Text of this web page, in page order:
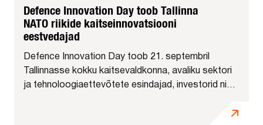
Defence Innovation Day toob Tallinna
NATO riikide kaitseinnovatsiooni
eestvedajad
Defence Innovation Day toob 21. septembril
Tallinnasse kokku kaitsevaldkonna, avaliku sektori
ja tehnoloogiaettevõtete esindajad, investorid ning